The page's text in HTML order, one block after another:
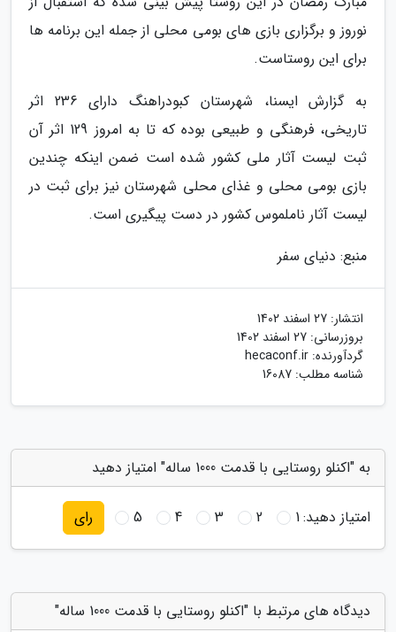
نوروز و برگزاری بازی های بومی محلی از جمله این برنامه ها
برای این روستاست.
به گزارش ایسنا، شهرستان کبودراهنگ دارای 236 اثر
تاریخی، فرهنگی و طبیعی بوده که تا به امروز 129 اثر آن
ثبت لیست آثار ملی کشور شده است ضمن اینکه چندین
بازی بومی محلی و غذای محلی شهرستان نیز برای ثبت در
لیست آثار ناملموس کشور در دست پیگیری است.
منبع: دنیای سفر
انتشار: 27 اسفند 1402
بروزرسانی: 27 اسفند 1402
گردآورنده: hecaconf.ir
شناسه مطلب: 16087
به "اکنلو روستایی با قدمت 1000 ساله" امتیاز دهید
امتیاز دهید:1
2
3
4
5 رای
دیدگاه های مرتبط با "اکنلو روستایی با قدمت 1000 ساله"